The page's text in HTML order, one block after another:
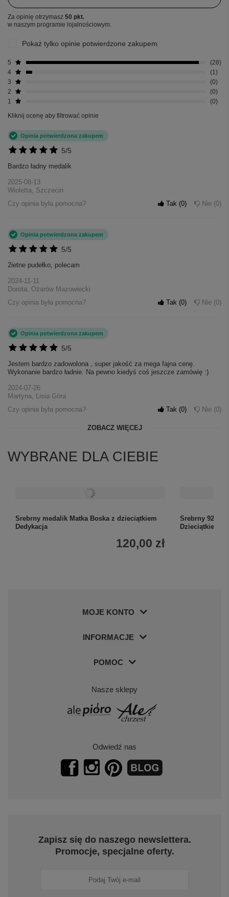
+6
Za opinię otrzymasz 50 pkt.
w naszym programie lojalnościowym.
Pokaż tylko opinie potwierdzone zakupem
5
28
4
1
3
0
2
0
1
0
Kliknij ocenę aby filtrować opinie
5/5
Opinia potwierdzona zakupem
Bardzo ładny medalik
2025-08-13
Wioletta, Szczecin
Czy opinia była pomocna?
Tak 0 Nie 0
5/5
Opinia potwierdzona zakupem
2ietne pudełko, polecam
2024-11-11
Dorota, Ożarów Mazowiecki
Czy opinia była pomocna?
Tak 0 Nie 0
5/5
Opinia potwierdzona zakupem
Jestem bardzo zadowolona , super jakość za mega fajna cenę.
Wykonanie bardzo ładnie. Na pewno kiedyś coś jeszcze zamówię :)
2024-07-26
Martyna, Lisia Góra
Czy opinia była pomocna?
Tak 0 Nie 0
ZOBACZ WIĘCEJ
WYBRANE DLA CIEBIE
Srebrny medalik Matka Boska z dzieciątkiem
Dedykacja
120,00 zł
Srebrny 925
Dzieciątkiem
MOJE KONTO
INFORMACJE
POMOC
Nasze sklepy
Odwiedź nas
Zapisz się do naszego newslettera.
Promocje, specjalne oferty.